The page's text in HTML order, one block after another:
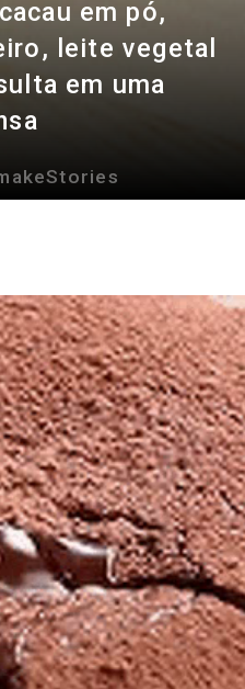
em pó,
leite vegetal
em uma